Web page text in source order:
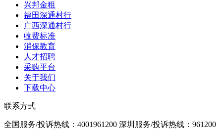
兴邦金租
福田深通村行
广西深通村行
收费标准
消保教育
人才招聘
采购平台
关于我们
下载中心
联系方式
全国服务/投诉热线： 4001961200 深圳服务/投诉热线： 961200